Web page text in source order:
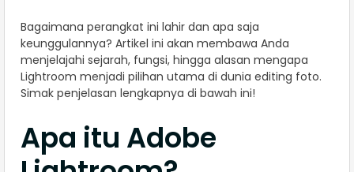
Bagaimana perangkat ini lahir dan apa saja
keunggulannya? Artikel ini akan membawa Anda
menjelajahi sejarah, fungsi, hingga alasan mengapa
Lightroom menjadi pilihan utama di dunia editing foto.
Simak penjelasan lengkapnya di bawah ini!
Apa itu Adobe